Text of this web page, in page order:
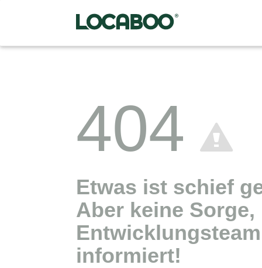
404
Etwas ist schief
Aber keine Sorge,
informiert!